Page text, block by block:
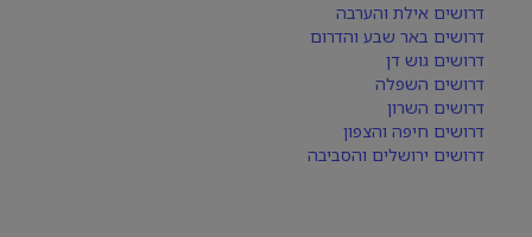
דרושים אילת והערבה
דרושים באר שבע והדרום
דרושים גוש דן
דרושים השפלה
דרושים השרון
דרושים חיפה והצפון
דרושים ירושלים והסביבה